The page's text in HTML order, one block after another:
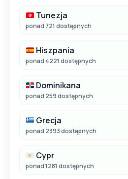
Tunezja
ponad 721 dostępnych
Hiszpania
ponad 4221 dostępnych
Dominikana
ponad 259 dostępnych
Grecja
ponad 2393 dostępnych
Cypr
ponad 1281 dostępnych